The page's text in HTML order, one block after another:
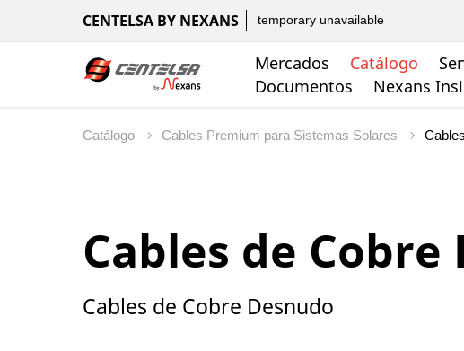
CENTELSA BY NEXANS temporary unavailable
Mercados Catálogo
Documentos
Nexans
Catálogo Cables Premium para Sistemas Solares
Cables de Cobre
Cables de Cobre Desnudo